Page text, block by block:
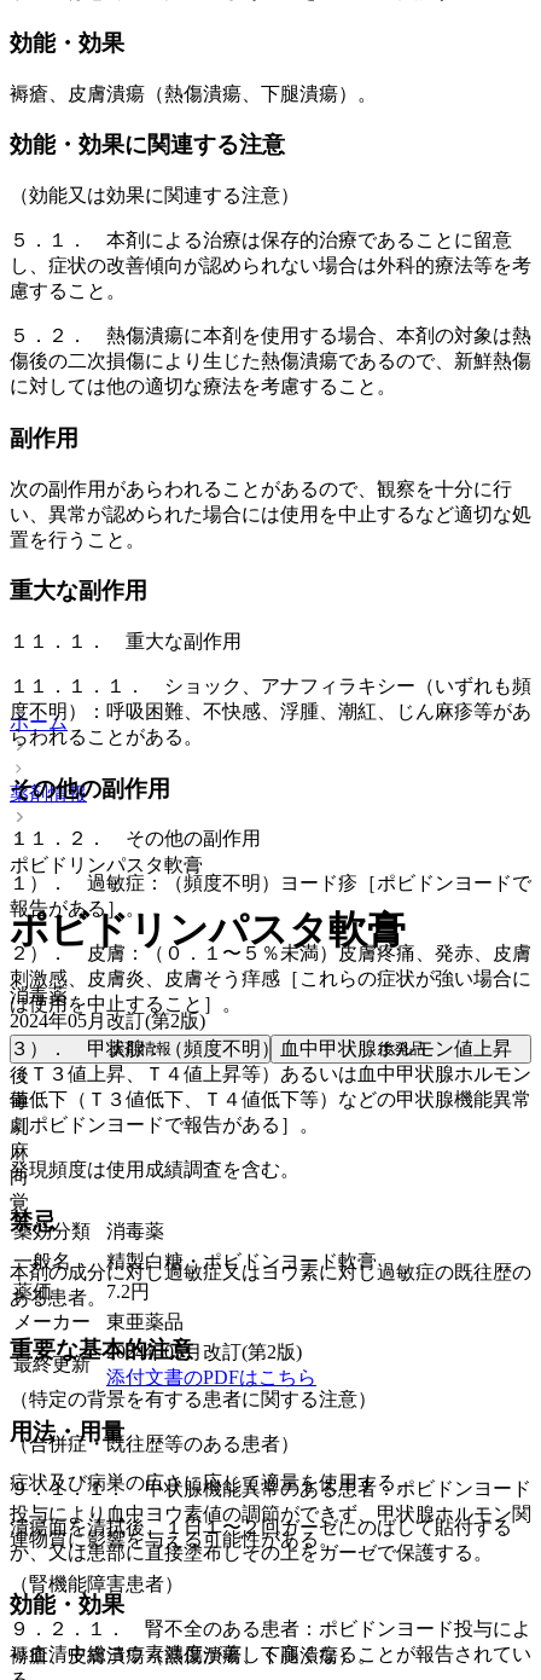
効能・効果
褥瘡、皮膚潰瘍（熱傷潰瘍、下腿潰瘍）。
効能・効果に関連する注意
（効能又は効果に関連する注意）
５．１． 本剤による治療は保存的治療であることに留意
し、症状の改善傾向が認められない場合は外科的療法等を考
慮すること。
５．２． 熱傷潰瘍に本剤を使用する場合、本剤の対象は熱
傷後の二次損傷により生じた熱傷潰瘍であるので、新鮮熱傷
に対しては他の適切な療法を考慮すること。
副作用
次の副作用があらわれることがあるので、観察を十分に行
い、異常が認められた場合には使用を中止するなど適切な処
置を行うこと。
重大な副作用
１１．１． 重大な副作用
１１．１．１． ショック、アナフィラキシー（いずれも頻
度不明）：呼吸困難、不快感、浮腫、潮紅、じん麻疹等があ
らわれることがある。
その他の副作用
１１．２． その他の副作用
１）． 過敏症：（頻度不明）ヨード疹［ポビドンヨードで
報告がある］。
２）． 皮膚：（０．１〜５％未満）皮膚疼痛、発赤、皮膚
刺激感、皮膚炎、皮膚そう痒感［これらの症状が強い場合に
は使用を中止すること］。
３）． 甲状腺：（頻度不明）血中甲状腺ホルモン値上昇
（Ｔ３値上昇、Ｔ４値上昇等）あるいは血中甲状腺ホルモン
値低下（Ｔ３値低下、Ｔ４値低下等）などの甲状腺機能異常
［ポビドンヨードで報告がある］。
発現頻度は使用成績調査を含む。
禁忌
本剤の成分に対し過敏症又はヨウ素に対し過敏症の既往歴の
ある患者。
重要な基本的注意
（特定の背景を有する患者に関する注意）
（合併症・既往歴等のある患者）
９．１．１． 甲状腺機能異常のある患者：ポビドンヨード
投与により血中ヨウ素値の調節ができず、甲状腺ホルモン関
連物質に影響を与える可能性がある。
（腎機能障害患者）
９．２．１． 腎不全のある患者：ポビドンヨード投与によ
り血清中総ヨウ素濃度が著しく高くなることが報告されてい
ホーム
薬剤情報
ポビドリンパスタ軟膏
ポビドリンパスタ軟膏
消毒薬
2024年05月改訂(第2版)
薬剤情報 後発品
後
毒
劇
麻
向
覚
薬効分類
消毒薬
一般名
精製白糖・ポビドンヨード軟膏
薬価
7.2円
メーカー
東亜薬品
最終更新
2024年05月改訂(第2版)
添付文書のPDFはこちら
用法・用量
症状及び病巣の広さに応じて適量を使用する。
潰瘍面を清拭後、１日１〜２回ガーゼにのばして貼付する
か、又は患部に直接塗布しその上をガーゼで保護する。
効能・効果
褥瘡、皮膚潰瘍（熱傷潰瘍、下腿潰瘍）。